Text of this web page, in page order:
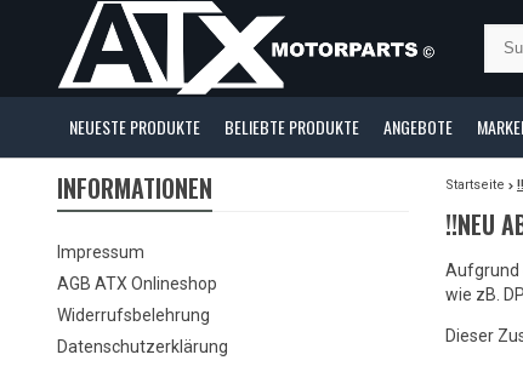
NEUESTE PRODUKTE BELIEBTE PRODUKTE ANGEBOTE
INFORMATIONEN
Impressum
AGB ATX Onlineshop
Widerrufsbelehrung
Datenschutzerklärung
Startseite
!!NEU
Aufgrund
wie zB.
Dieser